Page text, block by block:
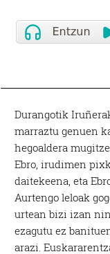
Durangotik
marraztu genuen
hegoaldera
Ebro, irudimen
daitekeena, eta
Aurtengo leloak
urtean bizi izan
ezagutu ez
arazi.